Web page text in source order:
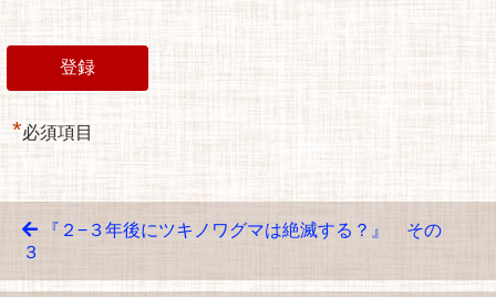
*必須項目
『２−３年後にツキノワグマは絶滅する？』 その
３